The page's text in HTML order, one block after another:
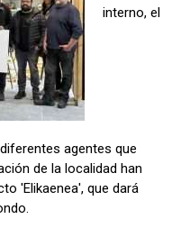
interno, el
agentes que
de la localidad han
'Elikaenea', que dará